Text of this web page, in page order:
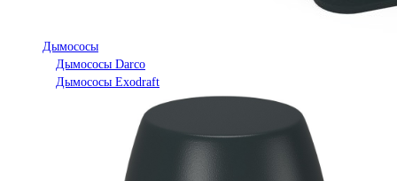
Дымососы
Дымососы Darco
Дымососы Exodraft